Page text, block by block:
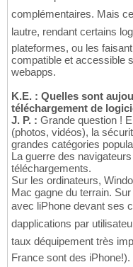
complémentaires. Mais
lautre, rendant certains
plateformes, ou les
compatible et accessible
webapps.
K.E. : Quelles sont
téléchargement de
J. P. : Grande question !
(photos, vidéos), la
grandes catégories
La guerre des
téléchargements.
Sur les ordinateurs,
Mac gagne du terrain.
avec liPhone devant ses
dapplications par
taux déquipement très
France sont des iPhone!).